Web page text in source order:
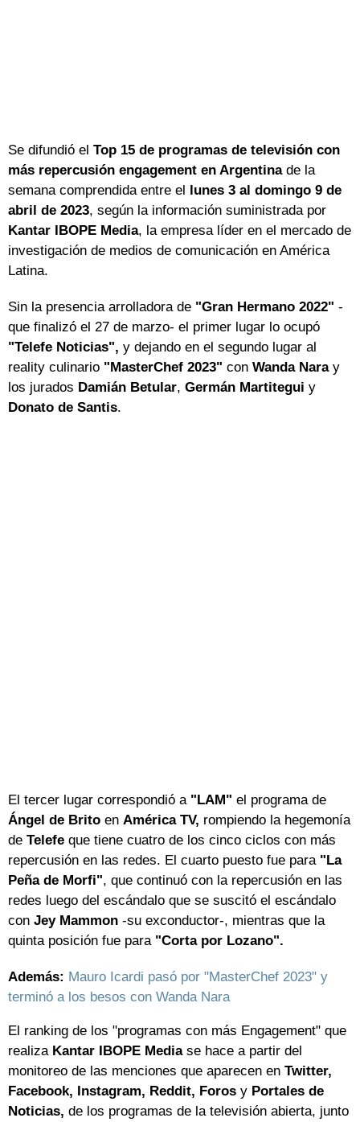
Se difundió el Top 15 de programas de televisión con
más repercusión engagement en Argentinade la
semana comprendida entre el lunes 3 al domingo 9 de
abril de 2023, según la información suministrada por
Kantar IBOPE Media, la empresa líder en el mercado de
investigación de medios de comunicación en América
Latina.
Sin la presencia arrolladora de "Gran Hermano 2022" -
que finalizó el 27 de marzo- el primer lugar lo ocupó
"Telefe Noticias", y dejando en el segundo lugar al
reality culinario "MasterChef 2023" con Wanda Naray
los jurados Damián Betular, Germán Martitegui y
Donato de Santis.
El tercer lugar correspondió a "LAM" el programa de
Ángel de Brito en América TV, rompiendo la hegemonía
de Telefe que tiene cuatro de los cinco ciclos con más
repercusión en las redes. El cuarto puesto fue para "La
Peña de Morfi", que continuó con la repercusión en las
redes luego del escándalo que se suscitó el escándalo
con Jey Mammon -su exconductor-, mientras que la
quinta posición fue para "Corta por Lozano".
Además: Mauro Icardi pasó por "MasterChef 2023" y
terminó a los besos con Wanda Nara
El ranking de los "programas con más Engagement" que
realiza Kantar IBOPE Media se hace a partir del
monitoreo de las menciones que aparecen en Twitter,
Facebook, Instagram, Reddit, Foros y Portales de
Noticias, de los programas de la televisión abierta, junto